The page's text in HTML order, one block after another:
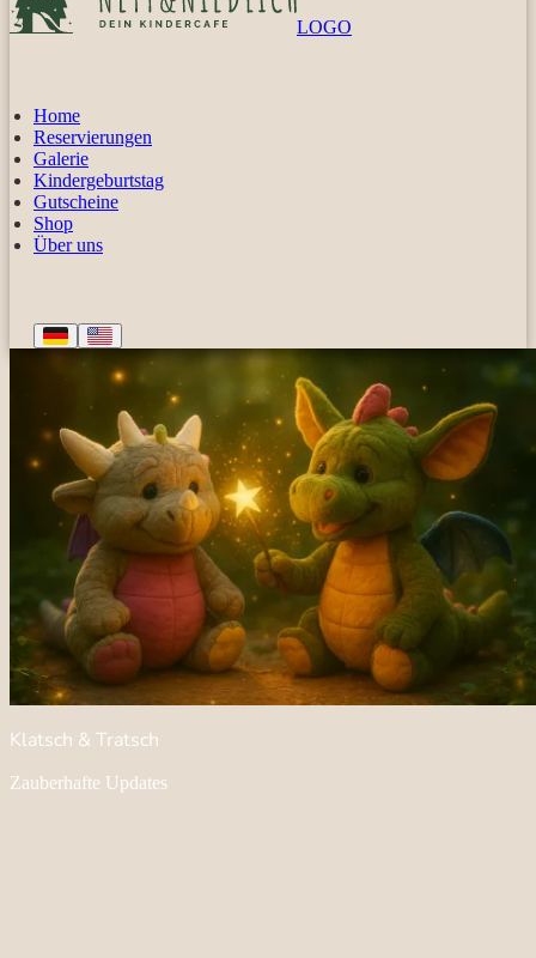
LOGO
Home
Reservierungen
Galerie
Kindergeburtstag
Gutscheine
Shop
Über uns
DeutschEnglish
Klatsch & Tratsch
Zauberhafte Updates